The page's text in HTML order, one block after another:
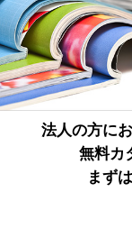
法人の方に
無料カ
まず